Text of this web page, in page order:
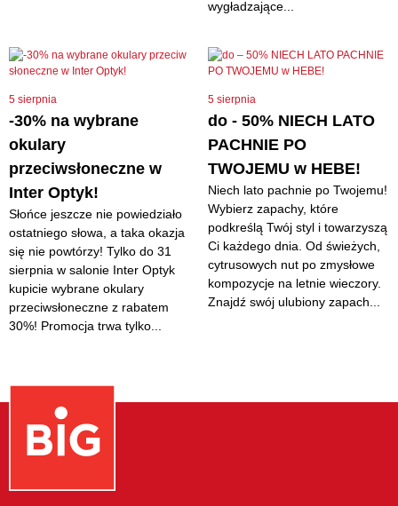
wygładzające...
5 sierpnia
-30% na wybrane
okulary
przeciwsłoneczne w
Inter Optyk!
Słońce jeszcze nie powiedziało
ostatniego słowa, a taka okazja
się nie powtórzy! Tylko do 31
sierpnia w salonie Inter Optyk
kupicie wybrane okulary
przeciwsłoneczne z rabatem
30%! Promocja trwa tylko...
5 sierpnia
do - 50% NIECH LATO
PACHNIE PO
TWOJEMU w HEBE!
Niech lato pachnie po Twojemu!
Wybierz zapachy, które
podkreślą Twój styl i towarzyszą
Ci każdego dnia. Od świeżych,
cytrusowych nut po zmysłowe
kompozycje na letnie wieczory.
Znajdź swój ulubiony zapach...